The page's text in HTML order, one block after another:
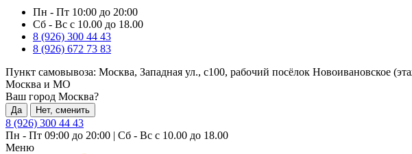
Пн - Пт 10:00 до 20:00
Сб - Вс с 10.00 до 18.00
8 (926) 300 44 43
8 (926) 672 73 83
Пункт самовывоза: Москва, Западная ул., с100, рабочий посёлок Новоивановское
Москва и МО
Ваш город Москва?
Да Нет, сменить
8 (926) 300 44 43
Пн - Пт 09:00 до 20:00 | Сб - Вс с 10.00 до 18.00
Меню